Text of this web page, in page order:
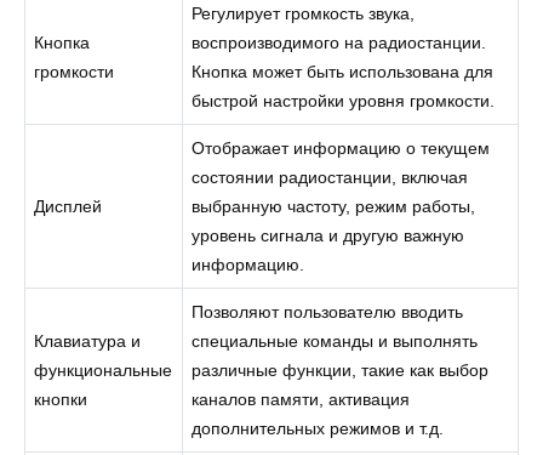
Кнопка
громкости
Регулирует громкость звука,
воспроизводимого на радиостанции.
Кнопка может быть использована для
быстрой настройки уровня громкости.
Дисплей
Отображает информацию о текущем
состоянии радиостанции, включая
выбранную частоту, режим работы,
уровень сигнала и другую важную
информацию.
Клавиатура и
функциональные
кнопки
Позволяют пользователю вводить
специальные команды и выполнять
различные функции, такие как выбор
каналов памяти, активация
дополнительных режимов и т.д.